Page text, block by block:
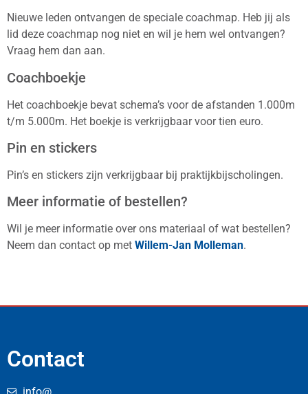
Nieuwe leden ontvangen de speciale coachmap. Heb jij als
lid deze coachmap nog niet en wil je hem wel ontvangen?
Vraag hem dan aan.
Coachboekje
Het coachboekje bevat schema’s voor de afstanden 1.000m
t/m 5.000m. Het boekje is verkrijgbaar voor tien euro.
Pin en stickers
Pin’s en stickers zijn verkrijgbaar bij praktijkbijscholingen.
Meer informatie of bestellen?
Wil je meer informatie over ons materiaal of wat bestellen?
Neem dan contact op met Willem-Jan Molleman.
Contact